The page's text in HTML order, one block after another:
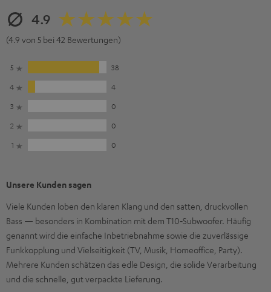
4.9
(4.9 von 5 bei 42 Bewertungen)
5
38
4
4
3
0
2
0
1
0
Unsere Kunden sagen
Viele Kunden loben den klaren Klang und den satten, druckvollen
Bass — besonders in Kombination mit dem T10‑Subwoofer. Häufig
genannt wird die einfache Inbetriebnahme sowie die zuverlässige
Funkkopplung und Vielseitigkeit (TV, Musik, Homeoffice, Party).
Mehrere Kunden schätzen das edle Design, die solide Verarbeitung
und die schnelle, gut verpackte Lieferung.